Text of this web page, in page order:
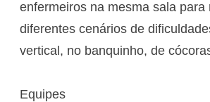
enfermeiros na mesma sala para
diferentes cenários de
vertical, no banquinho, de
Equipes